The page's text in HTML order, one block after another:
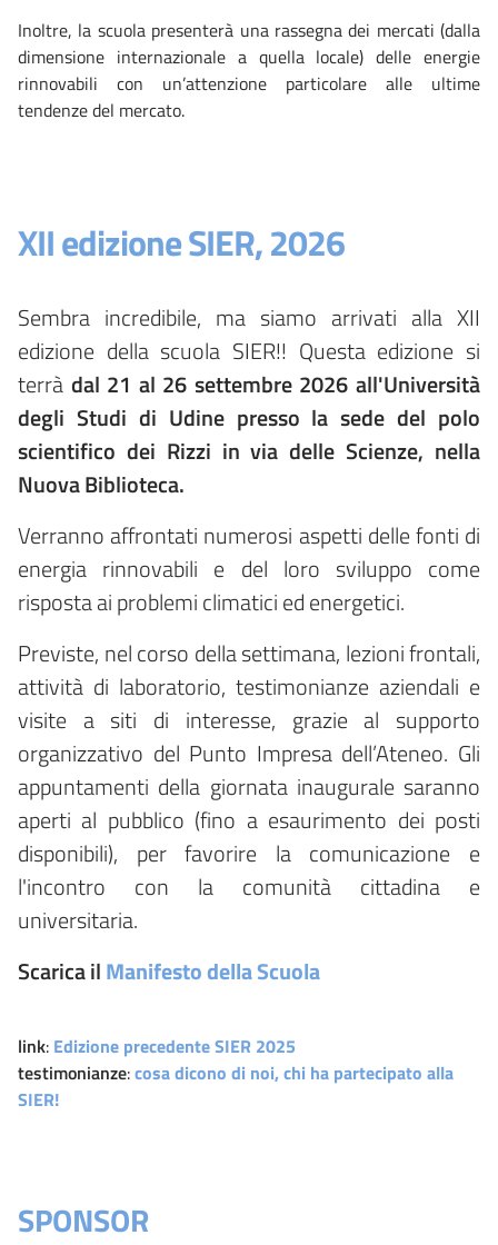
Inoltre, la scuola presenterà una rassegna dei mercati (dalla
dimensione internazionale a quella locale) delle energie
rinnovabili con un’attenzione particolare alle ultime
tendenze del mercato.
XII edizione SIER, 2026
Sembra incredibile, ma siamo arrivati alla XII
edizione della scuola SIER!! Questa edizione si
terrà dal 21 al 26 settembre 2026 all'Università
degli Studi di Udine presso la sede del polo
scientifico dei Rizzi in via delle Scienze, nella
Nuova Biblioteca.
Verranno affrontati numerosi aspetti delle fonti di
energia rinnovabili e del loro sviluppo come
risposta ai problemi climatici ed energetici.
Previste, nel corso della settimana, lezioni frontali,
attività di laboratorio, testimonianze aziendali e
visite a siti di interesse, grazie al supporto
organizzativo del Punto Impresa dell’Ateneo. Gli
appuntamenti della giornata inaugurale saranno
aperti al pubblico (fino a esaurimento dei posti
disponibili), per favorire la comunicazione e
l'incontro con la comunità cittadina e
universitaria.
Scarica ilManifesto della Scuola
link: Edizione precedente SIER 2025
testimonianze:cosa dicono di noi, chi ha partecipato alla
SIER!
SPONSOR